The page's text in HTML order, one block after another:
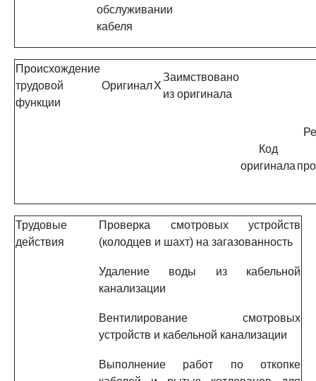
обслуживании
кабеля
Происхождение
трудовой
функции
ОригиналX
Заимствовано
из оригинала
Код
оригинала
Трудовые
действия
Проверка смотровых устройств
(колодцев и шахт) на загазованность
Удаление воды из кабельной
канализации
Вентилирование смотровых
устройств и кабельной канализации
Выполнение работ по откопке